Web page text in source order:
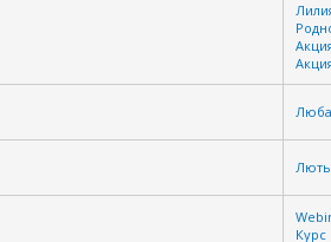
Курс